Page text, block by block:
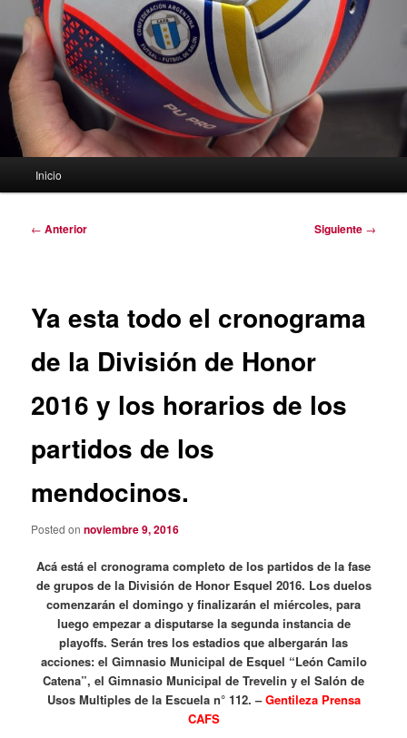
Inicio
Navegación
← Anterior Siguiente →
Ya esta todo el cronograma
de la División de Honor
2016 y los horarios de los
partidos de los
mendocinos.
Posted onnoviembre 9, 2016
Acá está el cronograma completo de los partidos de la fase
de grupos de la División de Honor Esquel 2016. Los duelos
comenzarán el domingo y finalizarán el miércoles, para
luego empezar a disputarse la segunda instancia de
playoffs. Serán tres los estadios que albergarán las
acciones: el Gimnasio Municipal de Esquel “León Camilo
Catena”, el Gimnasio Municipal de Trevelin y el Salón de
Usos Multiples de la Escuela n° 112. –Gentileza Prensa
CAFS